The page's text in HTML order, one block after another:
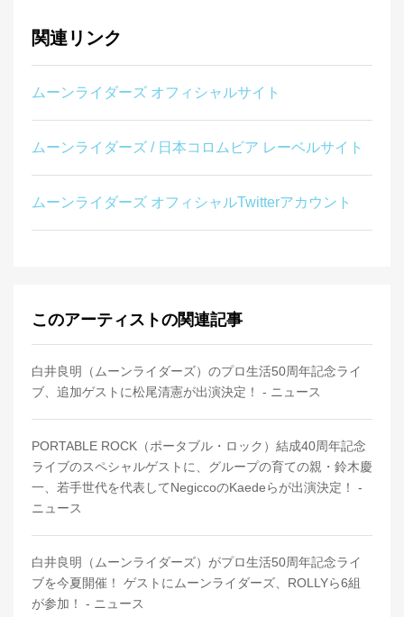
関連リンク
ムーンライダーズ オフィシャルサイト
ムーンライダーズ / 日本コロムビア レーベルサイト
ムーンライダーズ オフィシャルTwitterアカウント
このアーティストの関連記事
白井良明（ムーンライダーズ）のプロ生活50周年記念ライ
ブ、追加ゲストに松尾清憲が出演決定！ - ニュース
PORTABLE ROCK（ポータブル・ロック）結成40周年記念
ライブのスペシャルゲストに、グループの育ての親・鈴木慶
一、若手世代を代表してNegiccoのKaedeらが出演決定！ -
ニュース
白井良明（ムーンライダーズ）がプロ生活50周年記念ライ
ブを今夏開催！ ゲストにムーンライダーズ、ROLLYら6組
が参加！ - ニュース